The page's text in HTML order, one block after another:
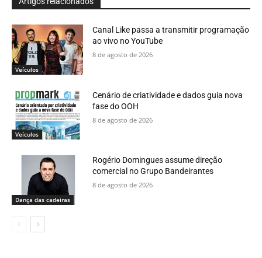
Veículos
Canal Like passa a transmitir programação
ao vivo no YouTube
8 de agosto de 2026
Veículos
Cenário de criatividade e dados guia nova
fase do OOH
8 de agosto de 2026
Dança das cadeiras
Rogério Domingues assume direção
comercial no Grupo Bandeirantes
8 de agosto de 2026